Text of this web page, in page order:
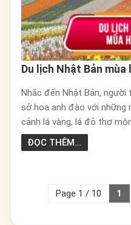
Du lịch Nhật Bản mùa
Nhắc đến Nhật Bản,
sở hoa anh đào với những
cảnh lá vàng, lá đỏ thơ
ĐỌC THÊM...
Page 1 / 10 1